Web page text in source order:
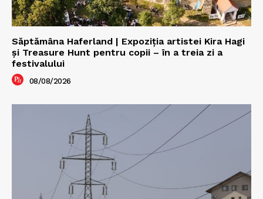
Săptămâna Haferland | Expoziţia artistei Kira Hagi
şi Treasure Hunt pentru copii – în a treia zi a
festivalului
08/08/2026